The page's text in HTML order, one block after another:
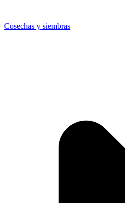
Cosechas y siembras